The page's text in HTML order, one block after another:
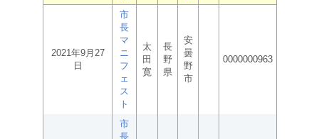
2021年9月27
日
市
長
マ
ニ
フ
ェ
ス
ト
太
田
寛
長
野
県
安
曇
野
市
0000000963
市
長